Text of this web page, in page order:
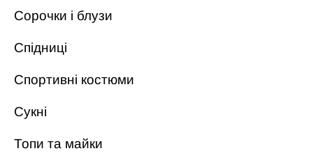
Сорочки і блузи
Спідниці
Спортивні костюми
Сукні
Топи та майки